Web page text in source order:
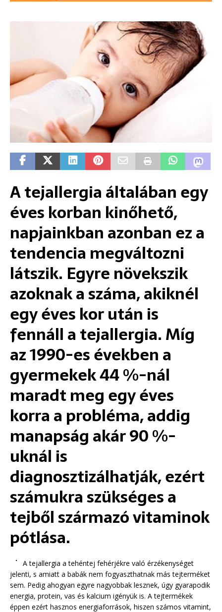
A tejallergia általában egy
éves korban kinőhető,
napjainkban azonban ez a
tendencia megváltozni
látszik. Egyre növekszik
azoknak a száma, akiknél
egy éves kor után is
fennáll a tejallergia. Míg
az 1990-es években a
gyermekek 44 %-nál
maradt meg egy éves
korra a probléma, addig
manapság akár 90 %-
uknál is
diagnosztizálhatják, ezért
számukra szükséges a
tejből származó vitaminok
pótlása.
A tejallergia a tehéntej fehérjékre való érzékenységet
jelenti, s amiatt a babák nem fogyaszthatnak más tejterméket
sem. Pedig ahogyan egyre nagyobbak lesznek, úgy gyarapodik
energia, protein, vas és kalcium igényük is. A tejtermékek
éppen ezért hasznos energiaforrások, hiszen számos vitamint,